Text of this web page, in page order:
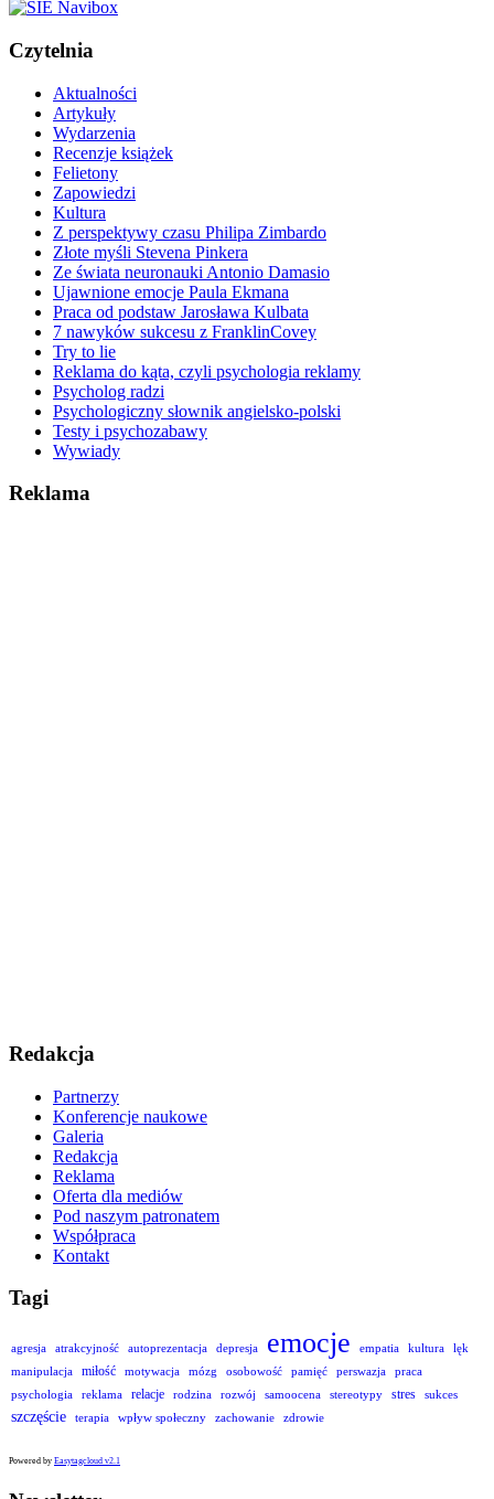
Czytelnia
Aktualności
Artykuły
Wydarzenia
Recenzje książek
Felietony
Zapowiedzi
Kultura
Z perspektywy czasu Philipa Zimbardo
Złote myśli Stevena Pinkera
Ze świata neuronauki Antonio Damasio
Ujawnione emocje Paula Ekmana
Praca od podstaw Jarosława Kulbata
7 nawyków sukcesu z FranklinCovey
Try to lie
Reklama do kąta, czyli psychologia reklamy
Psycholog radzi
Psychologiczny słownik angielsko-polski
Testy i psychozabawy
Wywiady
Reklama
Redakcja
Partnerzy
Konferencje naukowe
Galeria
Redakcja
Reklama
Oferta dla mediów
Pod naszym patronatem
Współpraca
Kontakt
Tagi
agresja atrakcyjność autoprezentacja depresja emocje empatia kultura
lęk
manipulacja
miłość motywacja mózg osobowość pamięć perswazja
praca
psychologia
reklama relacje rodzina rozwój samoocena stereotypy stres sukces
szczęście terapia wpływ społeczny zachowanie zdrowie
Powered by Easytagcloud v2.1